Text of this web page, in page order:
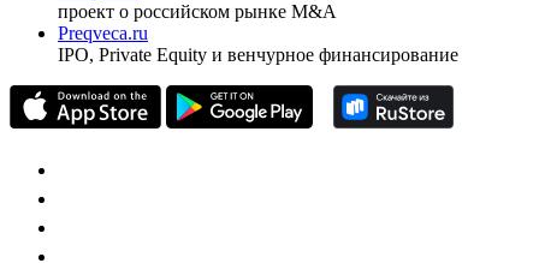
проект о российском рынке M&A
Preqveca.ru
IPO, Private Equity и венчурное финансирование